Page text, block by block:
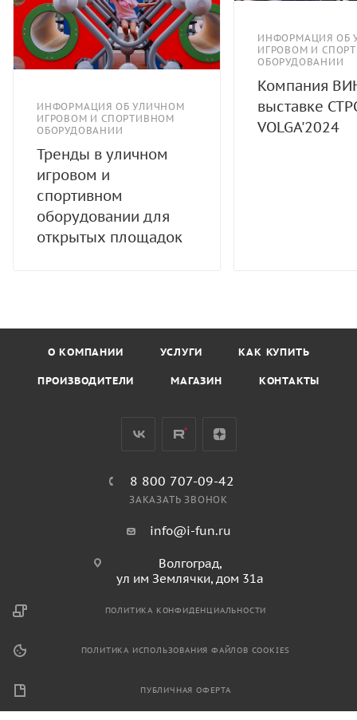
ИНФОРМАЦИЯ ОБ УЛИЧНОМ
ИГРОВОМ И СПОРТИВНОМ
ОБОРУДОВАНИИ
Тренды в уличном
игровом и
спортивном
оборудовании для
открытых площадок
ИНФОРМАЦИЯ ОБ
ИГРОВОМ И
ОБОРУДОВАНИИ
Компания
выставке
VOLGA'2024
О КОМПАНИИ УСЛУГИ КАК КУПИТЬ
ПРОИЗВОДИТЕЛИ МАГАЗИН КОНТАКТЫ
8 800 707-09-42
ЗАКАЗАТЬ ЗВОНОК
info@i-fun.ru
Волгоград,
ул им Землячки, дом 31а
ПОЛИТИКА КОНФИДЕНЦИАЛЬНОСТИ
ПОЛИТИКА ИСПОЛЬЗОВАНИЯ ФАЙЛОВ COOKIES
ПУБЛИЧНАЯ ОФЕРТА